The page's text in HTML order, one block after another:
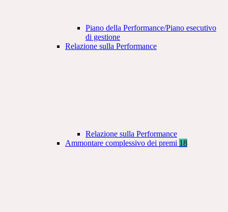
Piano della Performance/Piano esecutivo
di gestione
Relazione sulla Performance
Relazione sulla Performance
Ammontare complessivo dei premi 18